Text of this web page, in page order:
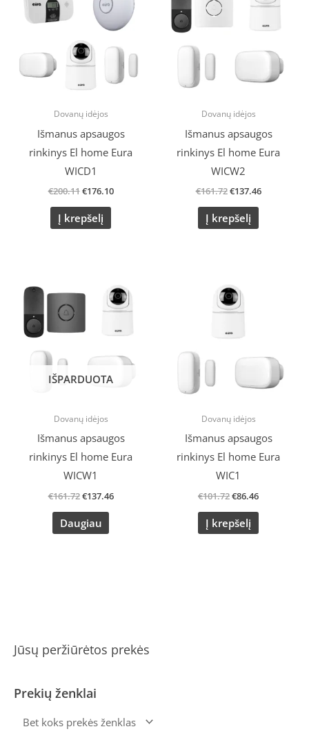
Jūsų peržiūrėtos prekės
Prekių ženklai
Dovanų idėjos
Išmanus apsaugos
rinkinys El home Eura
WICD1
€200.11
€200.11.
€176.10
€176.10.
Į krepšelį
Dovanų idėjos
Išmanus apsaugos
rinkinys El home Eura
WICW2
€161.72
€161.72.
€137.46
€137.46.
Į krepšelį
IŠPARDUOTA
Dovanų idėjos
Išmanus apsaugos
rinkinys El home Eura
WICW1
€161.72
€161.72.
€137.46
price
is:
€137.46.
Daugiau
Dovanų idėjos
Išmanus apsaugos
rinkinys El home Eura
WIC1
€101.72
price
was:
€101.72.
€86.46
Į krepšelį